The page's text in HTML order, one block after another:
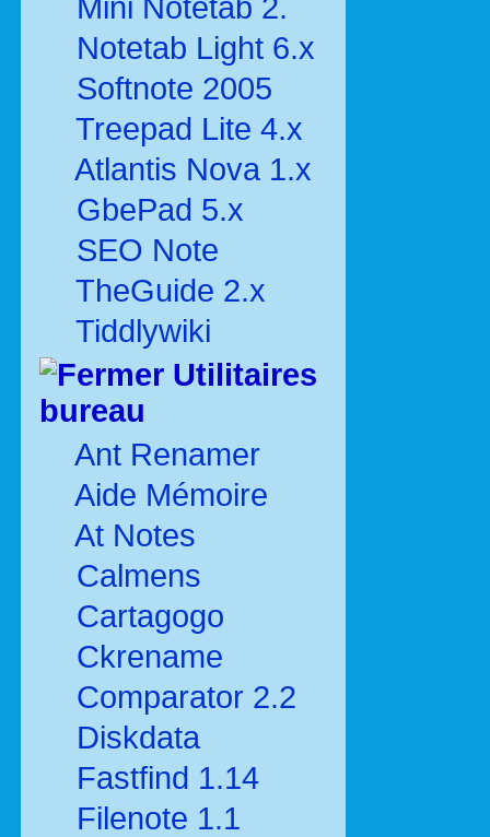
Mini Notetab 2.
Notetab Light 6.x
Softnote 2005
Treepad Lite 4.x
Atlantis Nova 1.x
GbePad 5.x
SEO Note
TheGuide 2.x
Tiddlywiki
Utilitaires
bureau
Ant Renamer
Aide Mémoire
At Notes
Calmens
Cartagogo
Ckrename
Comparator 2.2
Diskdata
Fastfind 1.14
Filenote 1.1